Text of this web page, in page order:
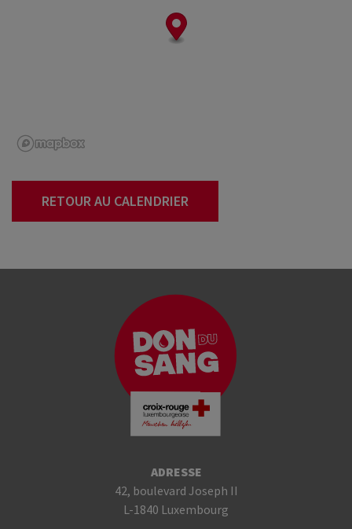
RETOUR AU CALENDRIER
ADRESSE
42, boulevard Joseph II
L-1840 Luxembourg